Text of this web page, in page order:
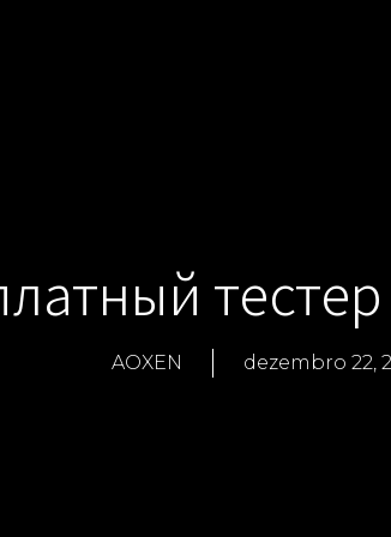
тестер
AOXEN dezembro 22,